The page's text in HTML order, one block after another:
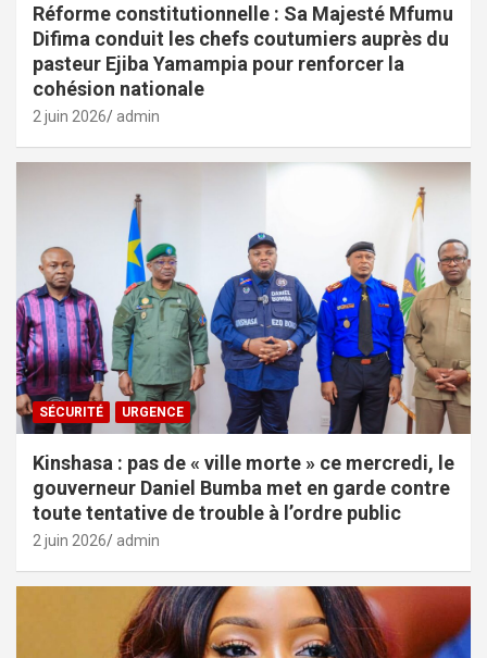
Réforme constitutionnelle : Sa Majesté Mfumu
Difima conduit les chefs coutumiers auprès du
pasteur Ejiba Yamampia pour renforcer la
cohésion nationale
2 juin 2026 admin
SÉCURITÉ URGENCE
Kinshasa : pas de « ville morte » ce mercredi, le
gouverneur Daniel Bumba met en garde contre
toute tentative de trouble à l’ordre public
2 juin 2026 admin